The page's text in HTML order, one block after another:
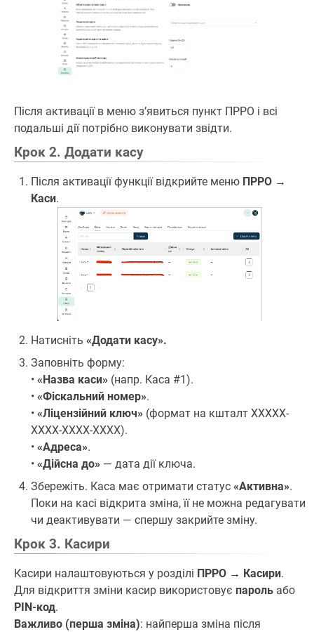
Після активації в меню зʼявиться пункт ПРРО і всі
подальші дії потрібно виконувати звідти.
Крок 2. Додати касу
Після активації функції відкрийте меню ПРРО →
Каси.
Натисніть «Додати касу».
Заповніть форму:
• «Назва каси» (напр. Каса #1).
• «Фіскальний номер».
• «Ліцензійний ключ» (формат на кшталт XXXXX-
XXXX-XXXX-XXXX).
• «Адреса».
• «Дійсна до» — дата дії ключа.
Збережіть. Каса має отримати статус «Активна».
Поки на касі відкрита зміна, її не можна редагувати
чи деактивувати — спершу закрийте зміну.
Крок 3. Касири
Касири налаштовуються у розділі ПРРО → Касири.
Для відкриття зміни касир використовує пароль або
PIN-код.
Важливо (перша зміна): найперша зміна після